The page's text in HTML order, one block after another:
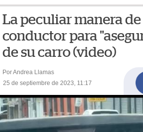
La peculiar manera
conductor para
de su carro (video)
Por Andrea Llamas
25 de septiembre de 2023, 11:17